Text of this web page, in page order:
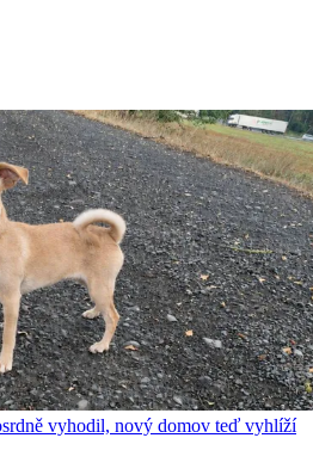
vyhodil, nový domov teď vyhlíží